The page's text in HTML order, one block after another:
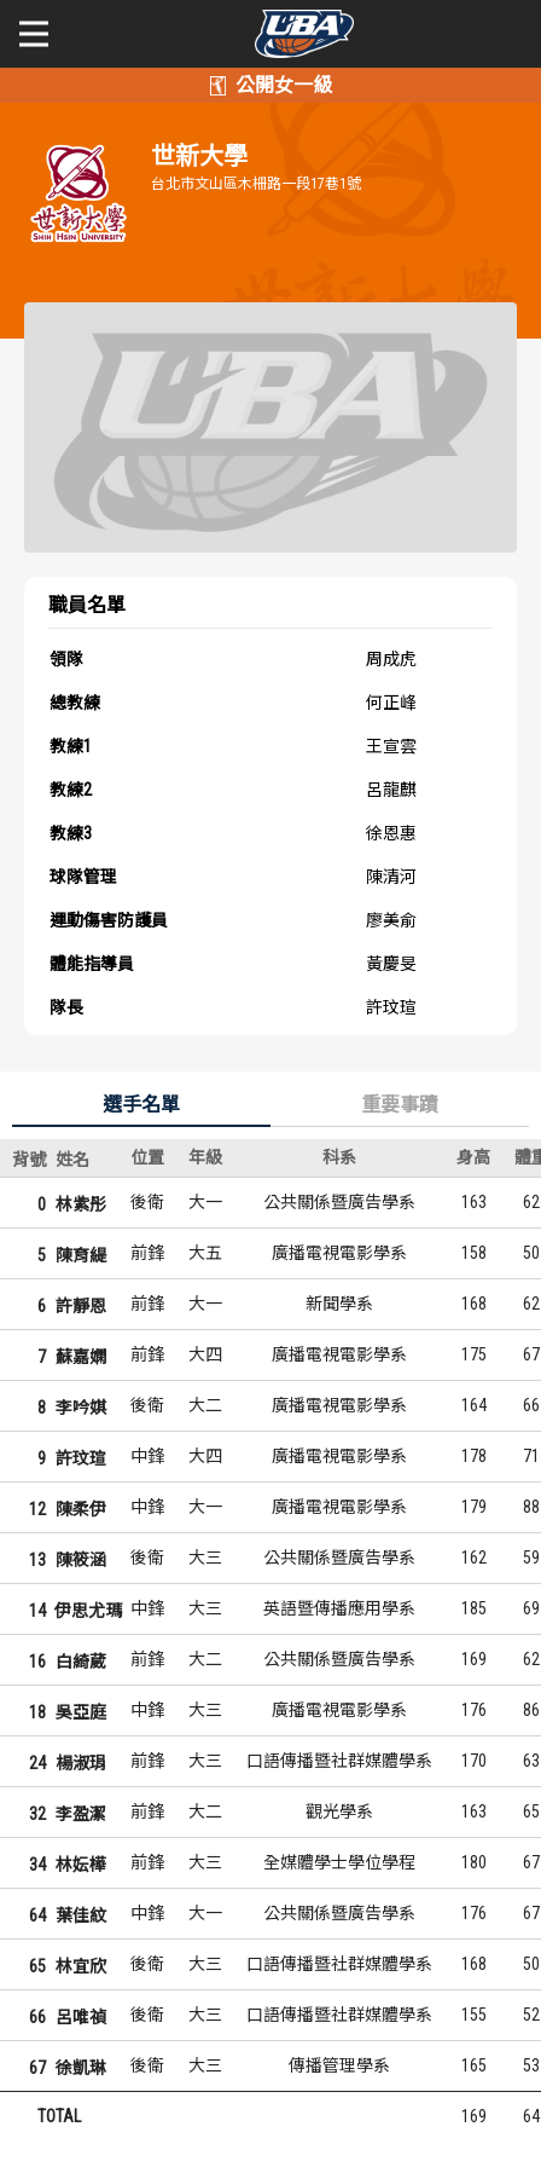
公開男一級
學年度
賽事資訊
戰績排行
球隊資訊
選手資訊
數據統計
歷史數據排行
公開女一級
學年度
賽事資訊
戰績排行
球隊資訊
選手資訊
數據統計
歷史數據排行
二級與一般組
世新大學
台北市文山區木柵路一段17巷1號
職員名單
領隊 周成虎
總教練 何正峰
教練1 王宣雲
教練2 呂龍麒
教練3 徐恩惠
球隊管理 陳清河
運動傷害防護員 廖美俞
體能指導員 黃慶旻
隊長 許玟瑄
選手名單 重要事蹟
背號 姓名 位置 年級 科系 身高 體
0 林紫彤 後衛 大一 公共關係暨廣告學系 163 62
5 陳育緹 前鋒 大五 廣播電視電影學系 158 50
6 許靜恩 前鋒 大一 新聞學系 168 62
7 蘇嘉嫻 前鋒 大四 廣播電視電影學系 175 67
8 李吟娸 後衛 大二 廣播電視電影學系 164 66
9 許玟瑄 中鋒 大四 廣播電視電影學系 178 71
12 陳柔伊 中鋒 大一 廣播電視電影學系 179 88
13 陳筱涵 後衛 大三 公共關係暨廣告學系 162 59
14 伊思尤瑪 中鋒 大三 英語暨傳播應用學系 185 69
16 白綺葳 前鋒 大二 公共關係暨廣告學系 169 62
18 吳亞庭 中鋒 大三 廣播電視電影學系 176 86
24 楊淑琄 前鋒 大三 口語傳播暨社群媒體學系 170 63
32 李盈潔 前鋒 大二 觀光學系 163 65
34 林妘樺 前鋒 大三 全媒體學士學位學程 180 67
64 葉佳紋 中鋒 大一 公共關係暨廣告學系 176 67
65 林宜欣 後衛 大三 口語傳播暨社群媒體學系 168 50
66 呂唯禎 後衛 大三 口語傳播暨社群媒體學系 155 52
67 徐凱琳 後衛 大三 傳播管理學系 165 53
TOTAL 169 64